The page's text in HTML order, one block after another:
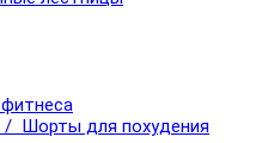
/ Шорты для похудения